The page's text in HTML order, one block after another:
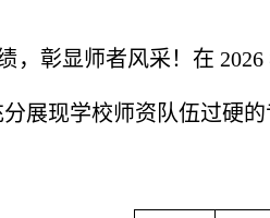
，彰显师者风采！在
展现学校师资队伍过硬的